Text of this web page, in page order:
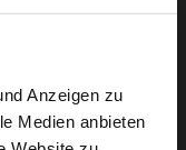
Anzeigen zu
Medien anbieten